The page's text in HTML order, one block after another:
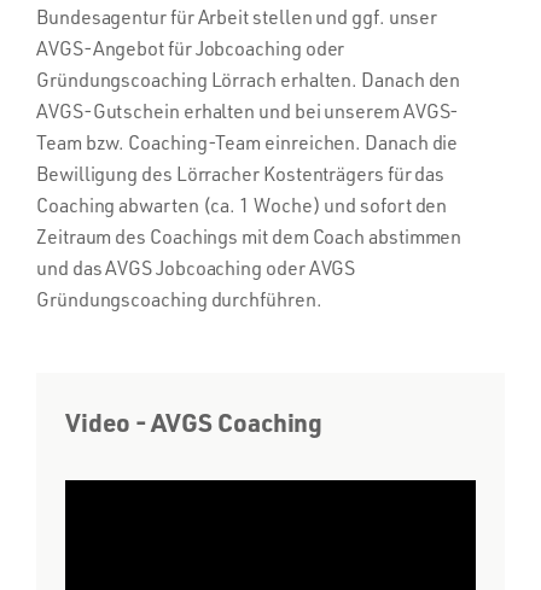
Bundesagentur für Arbeit stellen und ggf. unser
AVGS-Angebot für Jobcoaching oder
Gründungscoaching Lörrach erhalten. Danach den
AVGS-Gutschein erhalten und bei unserem AVGS-
Team bzw. Coaching-Team einreichen. Danach die
Bewilligung des Lörracher Kostenträgers für das
Coaching abwarten (ca. 1 Woche) und sofort den
Zeitraum des Coachings mit dem Coach abstimmen
und das AVGS Jobcoaching oder AVGS
Gründungscoaching durchführen.
Video - AVGS Coaching